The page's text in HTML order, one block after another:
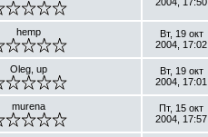
hemp
Вт, 19 окт
2004, 17:02
Oleg, up
Вт, 19 окт
2004, 17:01
murena
Пт, 15 окт
2004, 17:57